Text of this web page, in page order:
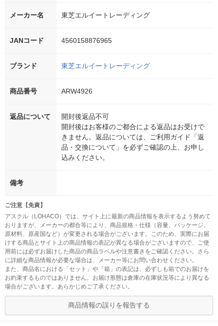
メーカー名 東芝エルイートレーディング
JANコード 4560158876965
ブランド 東芝エルイートレーディング
商品番号 ARW4926
返品について
開封後返品不可
開封後はお客様のご都合による返品はお受けで
きません。返品については、ご利用ガイド「返
品・交換について」を必ずご確認の上、お申し
込みください。
備考
ご注意【免責】
アスクル（LOHACO）では、サイト上に最新の商品情報を表示するよう努めて
おりますが、メーカーの都合等により、商品規格・仕様（容量、パッケージ、
原材料、原産国など）が変更される場合がございます。このため、実際にお届
けする商品とサイト上の商品情報の表記が異なる場合がございますので、ご使
用前には必ずお届けした商品の商品ラベルや注意書きをご確認ください。さら
に詳細な商品情報が必要な場合は、メーカー等にお問い合わせください。
また、商品名における「セット」や「箱」の表記は、必ずしも箱でのお届けを
お約束するものではありません。お届け形態は倉庫の在庫状況等により異なる
場合がございます。あらかじめご了承ください。
商品情報の誤りを報告する